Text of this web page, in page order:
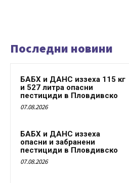
Последни новини
БАБХ и ДАНС иззеха 115 кг
и 527 литра опасни
пестициди в Пловдивско
07.08.2026
БАБХ и ДАНС иззеха
опасни и забранени
пестициди в Пловдивско
07.08.2026